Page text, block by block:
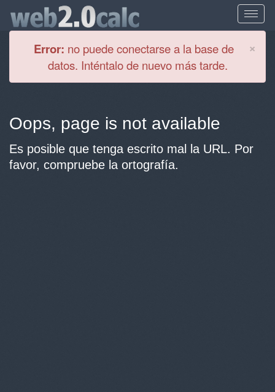
×
Error: no puede conectarse a la base de
datos. Inténtalo de nuevo más tarde.
Oops, page is not available
Es posible que tenga escrito mal la URL. Por
favor, compruebe la ortografía.